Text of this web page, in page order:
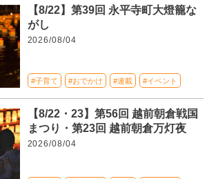
【8/22】第39回 永平寺町大燈籠な
がし
2026/08/04
#子育て #おでかけ #連載 #イベント
【8/22・23】第56回 越前朝倉戦国
まつり・第23回 越前朝倉万灯夜
2026/08/04